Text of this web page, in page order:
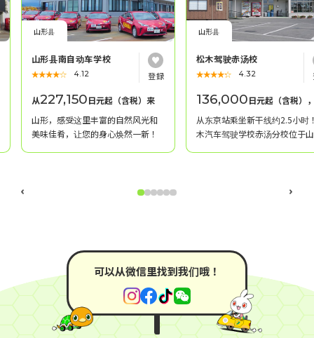
山形县
山形县南自动车学校
★★★★★
☆☆☆☆☆ 4.12
从227,150日元起（含税）来
山形，感受这里丰富的自然风光和
美味佳肴，让您的身心焕然一新！
山形县
松木驾驶赤汤校
★★★★★
☆☆☆☆☆ 4.32
136,000日元起（含税）
从东京站乘坐新干线约2.5小时
木汽车驾驶学校赤汤分校位于
可以从微信里找到我们哦！